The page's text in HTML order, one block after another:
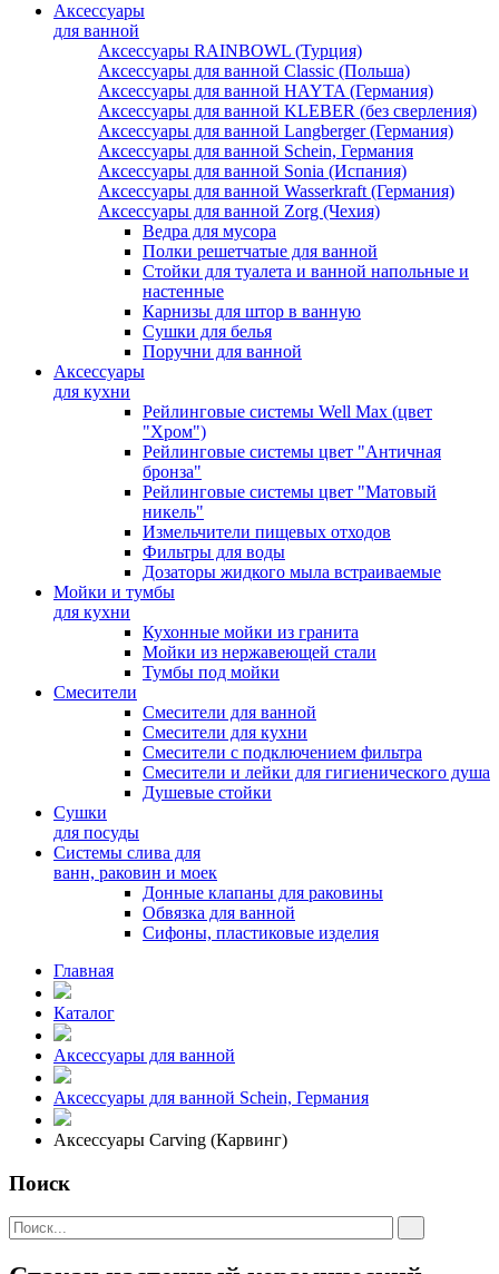
Аксессуары
для ванной
Аксессуары RAINBOWL (Турция)
Аксессуары для ванной Classic (Польша)
Аксессуары для ванной HAYTA (Германия)
Аксессуары для ванной KLEBER (без сверления)
Аксессуары для ванной Langberger (Германия)
Аксессуары для ванной Schein, Германия
Аксессуары для ванной Sonia (Испания)
Аксессуары для ванной Wasserkraft (Германия)
Аксессуары для ванной Zorg (Чехия)
Ведра для мусора
Полки решетчатые для ванной
Стойки для туалета и ванной напольные и
настенные
Карнизы для штор в ванную
Сушки для белья
Поручни для ванной
Аксессуары
для кухни
Рейлинговые системы Well Max (цвет
"Хром")
Рейлинговые системы цвет "Античная
бронза"
Рейлинговые системы цвет "Матовый
никель"
Измельчители пищевых отходов
Фильтры для воды
Дозаторы жидкого мыла встраиваемые
Мойки и тумбы
для кухни
Кухонные мойки из гранита
Мойки из нержавеющей стали
Тумбы под мойки
Смесители
Смесители для ванной
Смесители для кухни
Смесители с подключением фильтра
Cмесители и лейки для гигиенического душа
Душевые стойки
Сушки
для посуды
Системы слива для
ванн, раковин и моек
Донные клапаны для раковины
Обвязка для ванной
Сифоны, пластиковые изделия
Главная
Каталог
Аксессуары для ванной
Аксессуары для ванной Schein, Германия
Аксессуары Carving (Карвинг)
Поиск